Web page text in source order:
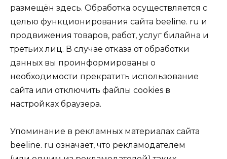
размещён здесь. Обработка осуществляется с
целью функционирования сайта beeline. ru и
продвижения товаров, работ, услуг билайна и
третьих лиц. В случае отказа от обработки
данных вы проинформированы о
необходимости прекратить использование
сайта или отключить файлы cookies в
настройках браузера.
Упоминание в рекламных материалах сайта
beeline. ru означает, что рекламодателем